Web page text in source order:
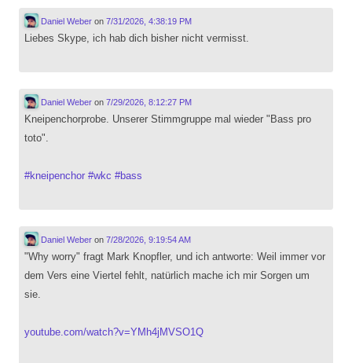
Daniel Weberon 7/31/2026, 4:38:19 PM
Liebes Skype, ich hab dich bisher nicht vermisst.
Daniel Weberon 7/29/2026, 8:12:27 PM
Kneipenchorprobe. Unserer Stimmgruppe mal wieder "Bass pro
toto".
#kneipenchor #wkc #bass
Daniel Weberon 7/28/2026, 9:19:54 AM
"Why worry" fragt Mark Knopfler, und ich antworte: Weil immer vor
dem Vers eine Viertel fehlt, natürlich mache ich mir Sorgen um
sie.
youtube.com/watch?v=YMh4jMVSO1Q